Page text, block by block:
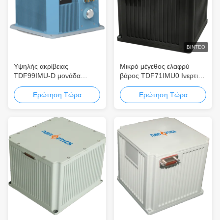
Υψηλής ακρίβειας
TDF99IMU-D μονάδα
αδράνειας οπτικών ινών με
υψηλή αντοχή σε
κραδασμούς και δονήσεις
Ερώτηση Τώρα
ΒΊΝΤΕΟ
Μικρό μέγεθος ελαφρύ
βάρος TDF71IMU0 Ινερτική
μονάδα οπτικών ινών με
χαμηλή κατανάλωση
ενέργειας
Ερώτηση Τώρα